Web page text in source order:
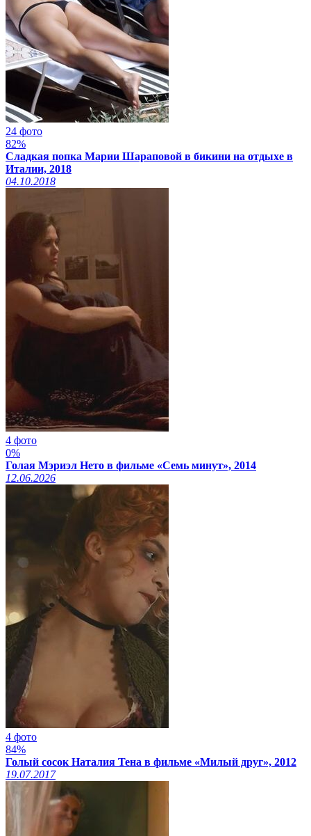
24 фото
82%
Сладкая попка Марии Шараповой в бикини на отдыхе в
Италии, 2018
04.10.2018
4 фото
0%
Голая Мэриэл Нето в фильме «Семь минут», 2014
12.06.2026
4 фото
84%
Голый сосок Наталия Тена в фильме «Милый друг», 2012
19.07.2017